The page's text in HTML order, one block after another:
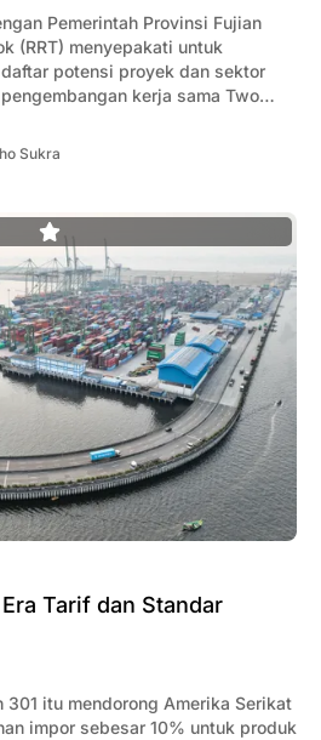
Pemerintah Provinsi Fujian
(RRT) menyepakati untuk
potensi proyek dan sektor
kerja sama Two
Sukra
Tarif dan Standar
itu mendorong Amerika Serikat
impor sebesar 10% untuk produk